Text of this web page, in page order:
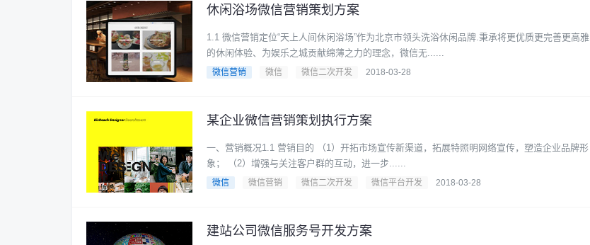
休闲浴场微信营销策划方案
1.1 微信营销定位“天上人间休闲浴场”作为北京市领头洗浴休闲品牌.秉承将更优质更完善更高雅
的休闲体验、为娱乐之城贡献绵薄之力的理念，微信无......
微信营销 微信 微信二次开发 2018-03-28
某企业微信营销策划执行方案
一、营销概况1.1 营销目的 （1）开拓市场宣传新渠道，拓展特照明网络宣传，塑造企业品牌形
象； （2）增强与关注客户群的互动，进一步......
微信 微信营销 微信二次开发 微信平台开发 2018-03-28
建站公司微信服务号开发方案